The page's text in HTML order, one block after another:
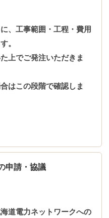
、工事範囲・工程・費用
。
上でご発注いただきま
はこの段階で確認しま
申請・協議
道電力ネットワークへの